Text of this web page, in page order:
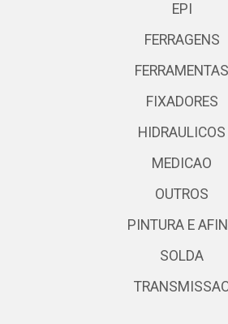
EPI
FERRAGENS
FERRAMENTAS
FIXADORES
HIDRAULICOS
MEDICAO
OUTROS
PINTURA E
SOLDA